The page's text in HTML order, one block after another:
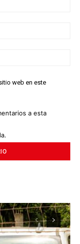
web en este
a esta